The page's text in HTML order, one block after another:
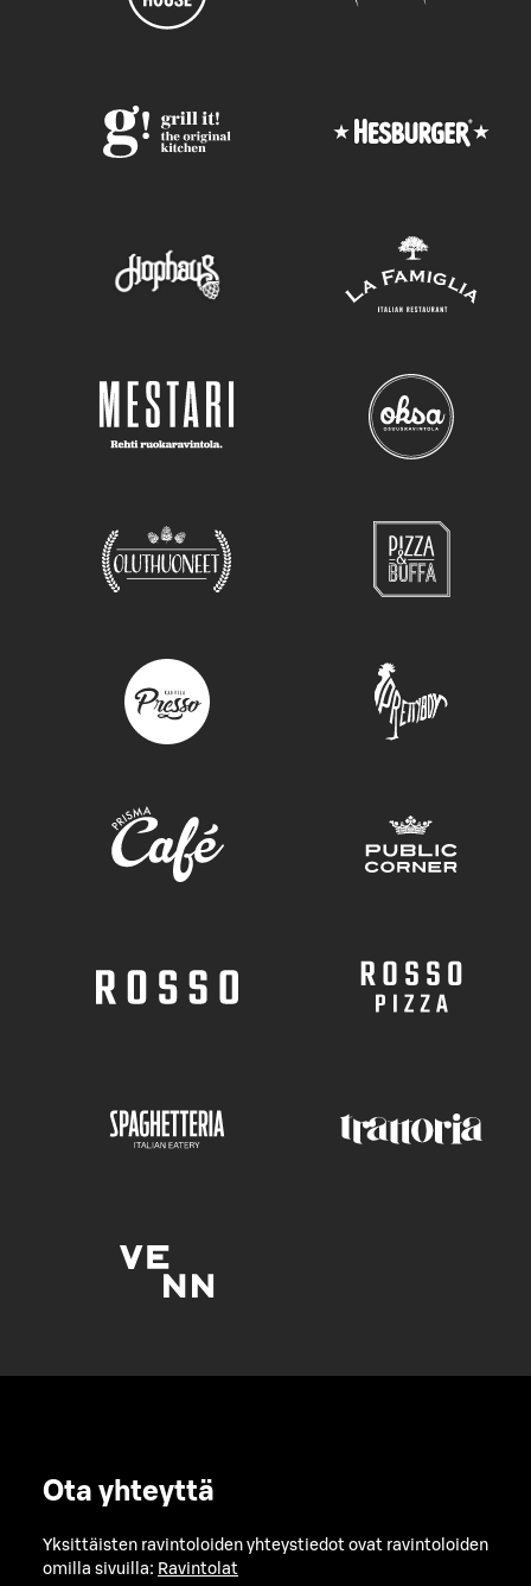
Ota yhteyttä
Yksittäisten ravintoloiden yhteystiedot ovat ravintoloiden
omilla sivuilla: Ravintolat